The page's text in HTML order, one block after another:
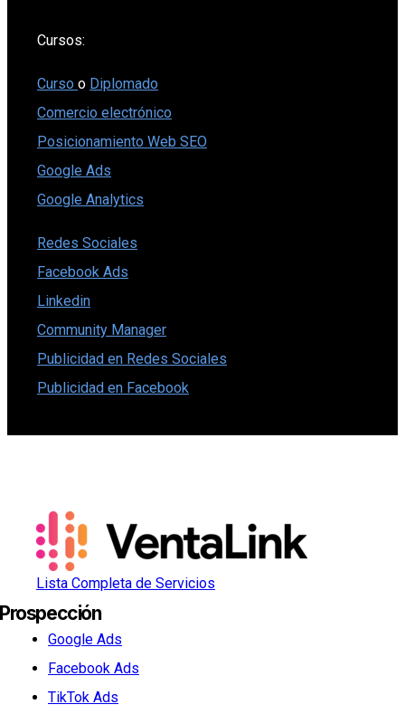
Cursos:
Curso o Diplomado
Comercio electrónico
Posicionamiento Web SEO
Google Ads
Google Analytics
Redes Sociales
Facebook Ads
Linkedin
Community Manager
Publicidad en Redes Sociales
Publicidad en Facebook
Lista Completa de Servicios
Prospección
Google Ads
Facebook Ads
TikTok Ads